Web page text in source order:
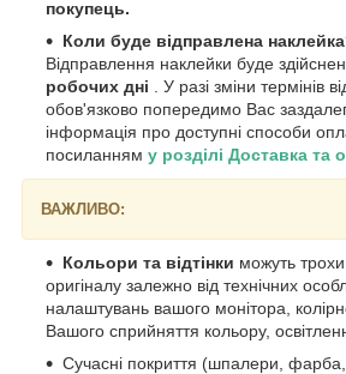
покупець.
Коли буде відправлена
Відправлення наклейки буде
робочих дні . У разі зміни термінів
обов'язково попередимо Вас
інформація про доступні способи
посиланням у розділі Доставка та
ВАЖЛИВО:
Кольори та відтінки можуть трохи
оригіналу залежно від технічних
налаштувань вашого монітора,
Вашого сприйняття кольору,
Сучасні покриття (шпалери, фарба,